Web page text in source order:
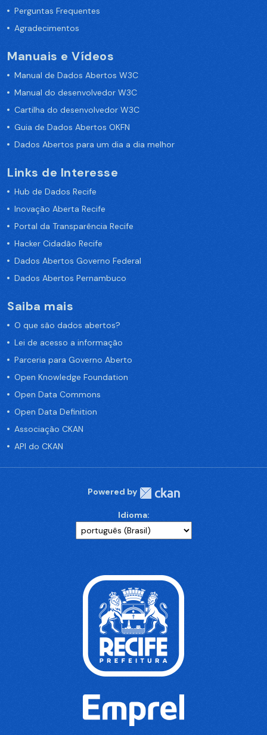
Perguntas Frequentes
Agradecimentos
Manuais e Vídeos
Manual de Dados Abertos W3C
Manual do desenvolvedor W3C
Cartilha do desenvolvedor W3C
Guia de Dados Abertos OKFN
Dados Abertos para um dia a dia melhor
Links de Interesse
Hub de Dados Recife
Inovação Aberta Recife
Portal da Transparência Recife
Hacker Cidadão Recife
Dados Abertos Governo Federal
Dados Abertos Pernambuco
Saiba mais
O que são dados abertos?
Lei de acesso a informação
Parceria para Governo Aberto
Open Knowledge Foundation
Open Data Commons
Open Data Definition
Associação CKAN
API do CKAN
Powered by
Idioma